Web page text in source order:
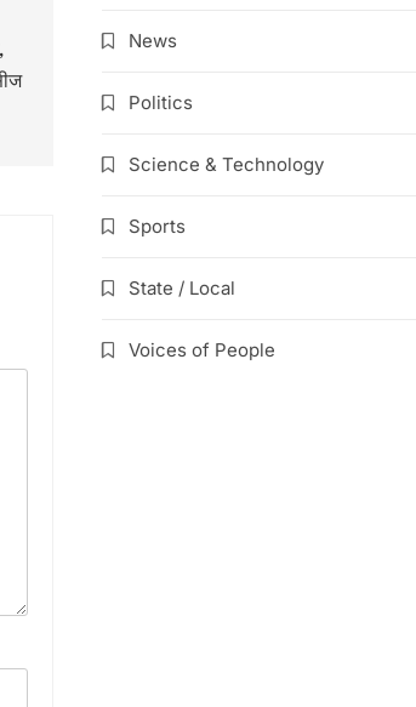
News
Politics
Science & Technology
Sports
State / Local
Voices of People